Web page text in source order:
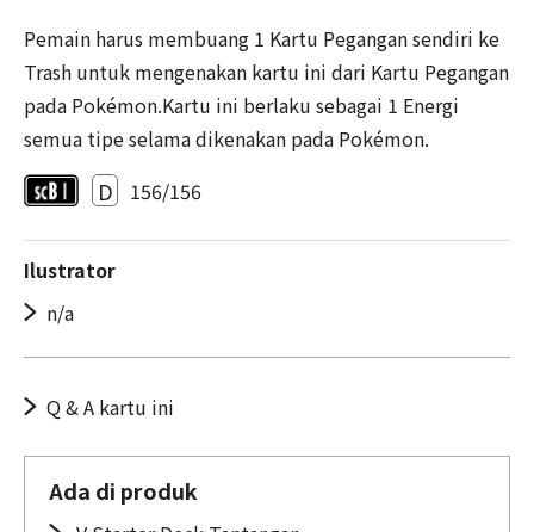
Pemain harus membuang 1 Kartu Pegangan sendiri ke
Trash untuk mengenakan kartu ini dari Kartu Pegangan
pada Pokémon.Kartu ini berlaku sebagai 1 Energi
semua tipe selama dikenakan pada Pokémon.
D 156/156
Ilustrator
n/a
Q & A kartu ini
Ada di produk